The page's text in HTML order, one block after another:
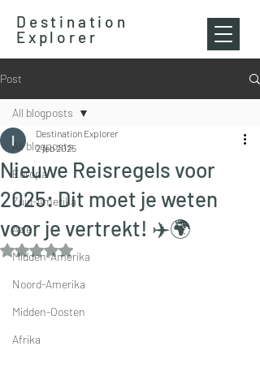
Destination
Explorer
Post
All blogposts
Europa
Zuid-Amerika
Azië
Midden-Amerika
Noord-Amerika
Midden-Oosten
Afrika
All blogposts
Nieuwe Reisregels voor
2025: Dit moet je weten
voor je vertrekt! ✈️🌍
Destination Explorer
2 feb 2025
Beoordeeld met NaN uit 5 sterren.